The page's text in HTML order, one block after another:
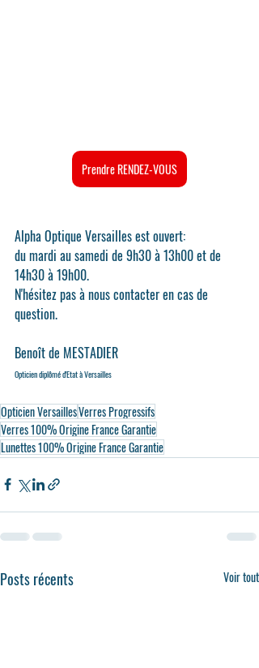
Prendre RENDEZ-VOUS
Alpha Optique Versailles est ouvert:
du mardi au samedi de 9h30 à 13h00 et de
14h30 à 19h00.
N'hésitez pas à nous contacter en cas de
question.
Benoît de MESTADIER
Opticien diplômé d'Etat à Versailles
Opticien VersaillesVerres Progressifs
Verres 100% Origine France Garantie
Lunettes 100% Origine France Garantie
Posts récents Voir tout